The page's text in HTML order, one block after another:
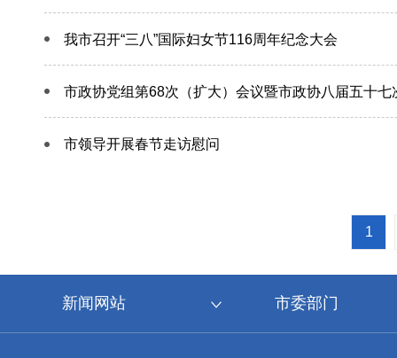
我市召开“三八”国际妇女节116周年纪念大会
市政协党组第68次（扩大）会议暨市政协八届五十七
市领导开展春节走访慰问
1
新闻网站 市委部门